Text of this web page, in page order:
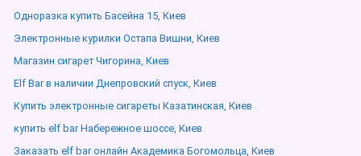
Одноразка купить Басейна 15, Киев
Электронные курилки Остапа Вишни, Киев
Магазин сигарет Чигорина, Киев
Elf Bar в наличии Днепровский спуск, Киев
Купить электронные сигареты Казатинская, Киев
купить elf bar Набережное шоссе, Киев
Заказать elf bar онлайн Академика Богомольца, Киев